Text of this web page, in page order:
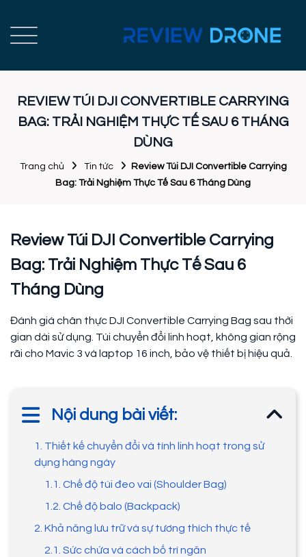
REVIEW TÚI DJI CONVERTIBLE CARRYING
BAG: TRẢI NGHIỆM THỰC TẾ SAU 6 THÁNG
DÙNG
Trang chủ Tin tức
Review Túi DJI Convertible Carrying
Bag: Trải Nghiệm Thực Tế Sau 6 Tháng Dùng
Review Túi DJI Convertible Carrying
Bag: Trải Nghiệm Thực Tế Sau 6
Tháng Dùng
Đánh giá chân thực DJI Convertible Carrying Bag sau thời
gian dài sử dụng. Túi chuyển đổi linh hoạt, không gian rộng
rãi cho Mavic 3 và laptop 16 inch, bảo vệ thiết bị hiệu quả.
Nội dung bài viết:
1. Thiết kế chuyển đổi và tính linh hoạt trong sử
dụng hàng ngày
1.1. Chế độ túi đeo vai (Shoulder Bag)
1.2. Chế độ balo (Backpack)
2. Khả năng lưu trữ và sự tương thích thực tế
2.1. Sức chứa và cách bố trí ngăn